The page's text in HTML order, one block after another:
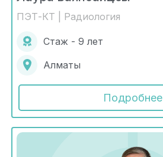
ПЭТ-КТ | Радиология
Стаж - 9 лет
Алматы
Подробнее